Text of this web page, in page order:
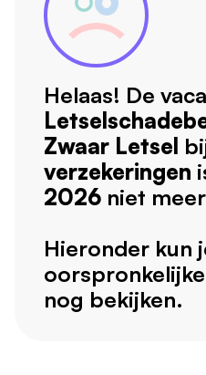
Helaas! De
Zwaar Letsel
verzekeringen
2026 niet
Hieronder kun
nog bekijken.